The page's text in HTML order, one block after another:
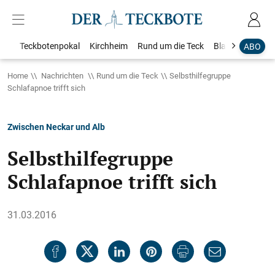
ABO
Teckbotenpokal Kirchheim Rund um die Teck Blaulicht
Home Nachrichten Rund um die Teck
Selbsthilfegruppe
Schlafapnoe trifft sich
Zwischen Neckar und Alb
Selbsthilfegruppe
Schlafapnoe trifft sich
31.03.2016